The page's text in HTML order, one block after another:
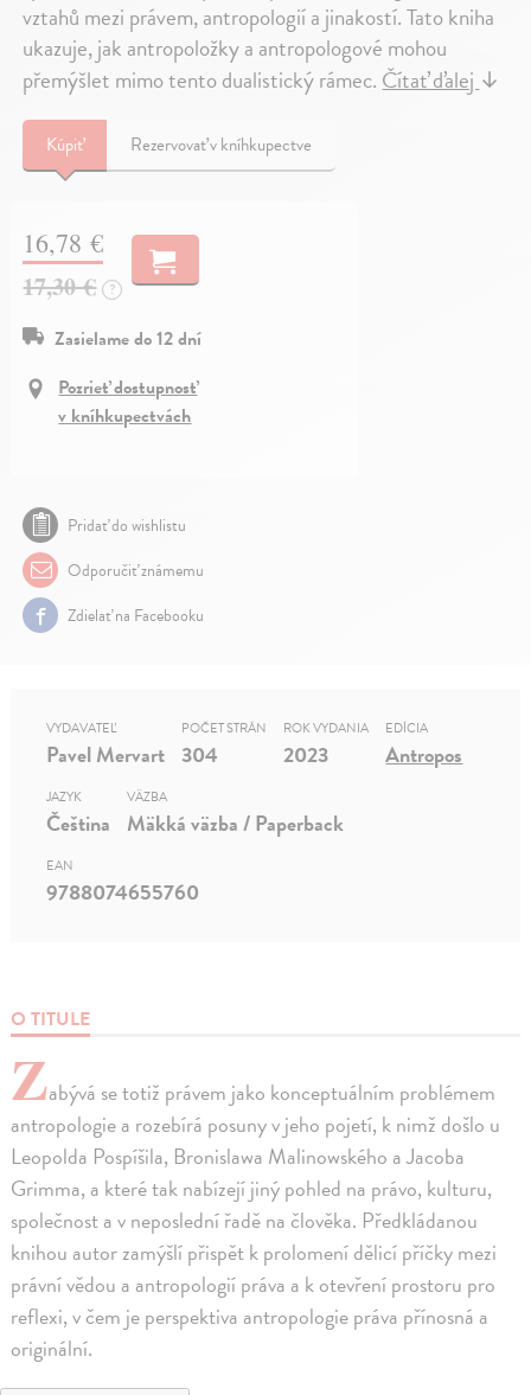
vztahů mezi právem, antropologií a jinakostí. Tato kniha
ukazuje, jak antropoložky a antropologové mohou
přemýšlet mimo tento dualistický rámec. Čítať ďalej ↓
Kúpiť Rezervovať v kníhkupectve
16,78 €
17,30 € ?
Zasielame do 12 dní
Pozrieť dostupnosť
v kníhkupectvách
Pridať do wishlistu
Odporučiť známemu
Zdielať na Facebooku
O TITULE
Zabývá se totiž právem jako konceptuálním problémem
antropologie a rozebírá posuny v jeho pojetí, k nimž došlo u
Leopolda Pospíšila, Bronislawa Malinowského a Jacoba
Grimma, a které tak nabízejí jiný pohled na právo, kulturu,
společnost a v neposlední řadě na člověka. Předkládanou
knihou autor zamýšlí přispět k prolomení dělicí příčky mezi
právní vědou a antropologií práva a k otevření prostoru pro
reflexi, v čem je perspektiva antropologie práva přínosná a
originální.
VYDAVATEĽ
Pavel Mervart
POČET STRÁN
304
ROK VYDANIA
2023
EDÍCIA
Antropos
JAZYK
Čeština
VÄZBA
Mäkká väzba / Paperback
EAN
9788074655760